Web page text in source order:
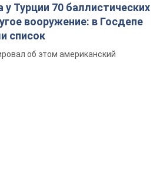
у Турции 70 баллистических
вооружение: в Госдепе
список
об этом американский